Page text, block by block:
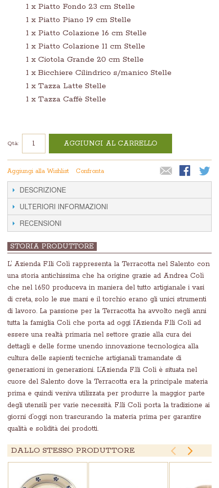
1 x Piatto Fondo 23 cm Stelle
1 x Piatto Piano 19 cm Stelle
1 x Piatto Colazione 16 cm Stelle
1 x Piatto Colazione 11 cm Stelle
1 x Ciotola Grande 20 cm Stelle
1 x Bicchiere Cilindrico s/manico Stelle
1 x Tazza Latte Stelle
1 x Tazza Caffè Stelle
Qtà: AGGIUNGI AL CARRELLO
Aggiungi alla Wishlist Confronta
DESCRIZIONE
ULTERIORI INFORMAZIONI
RECENSIONI
STORIA PRODUTTORE
L’ Azienda F.lli Colì rappresenta la Terracotta nel Salento con
una storia antichissima che ha origine grazie ad Andrea Colì
che nel 1650 produceva in maniera del tutto artigianale i vasi
di creta, solo le sue mani e il torchio erano gli unici strumenti
di lavoro. La passione per la Terracotta ha avvolto negli anni
tutta la famiglia Colì che porta ad oggi l’Azienda F.lli Colì ad
essere una realtà primaria nel settore grazie alla cura dei
dettagli e delle forme unendo innovazione tecnologica alla
cultura delle sapienti tecniche artigianali tramandate di
generazioni in generazioni. L’Azienda F.lli Colì è situata nel
cuore del Salento dove la Terracotta era la principale materia
prima e quindi veniva utilizzata per produrre la maggior parte
degli utensili per varie necessità. F.lli Colì porta la tradizione ai
giorni d’oggi non trascurando la materia prima per garantire
qualità e solidità dei prodotti.
DALLO STESSO PRODUTTORE  